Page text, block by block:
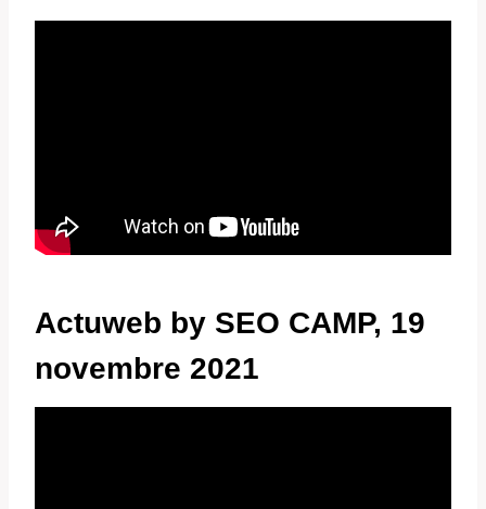
Actuweb by SEO CAMP, 19
novembre 2021